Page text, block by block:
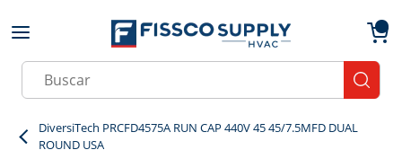
Skip to main content
Site Search
DiversiTech PRCFD4575A RUN CAP 440V 45 45/7.5MFD DUAL
ROUND USA